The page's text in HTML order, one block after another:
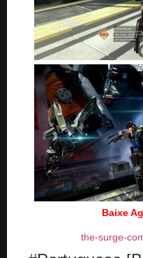
Baixe
the-surge-